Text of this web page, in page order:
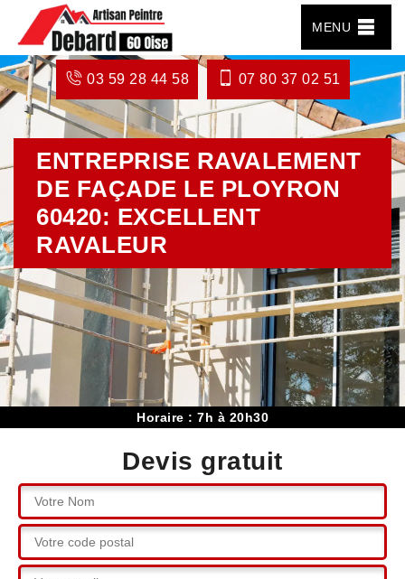
MENU
03 59 28 44 58 07 80 37 02 51
ENTREPRISE RAVALEMENT
DE FAÇADE LE PLOYRON
60420: EXCELLENT
RAVALEUR
Horaire : 7h à 20h30
Devis gratuit